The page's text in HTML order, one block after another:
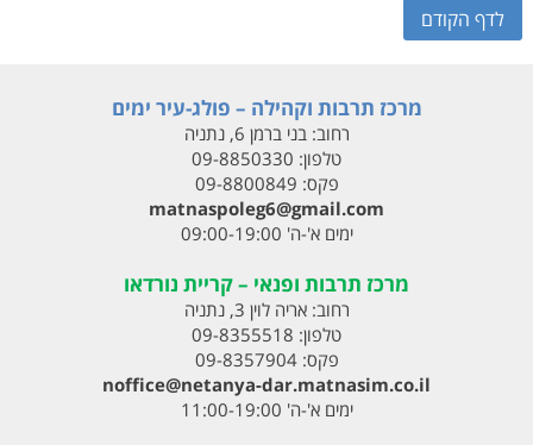
לדף הקודם
מרכז תרבות וקהילה – פולג-עיר ימים
רחוב:בני ברמן 6, נתניה
טלפון: 09-8850330
פקס: 09-8800849
matnaspoleg6@gmail.com
ימים א'-ה' 09:00-19:00
מרכז תרבות ופנאי – קריית נורדאו
רחוב:אריה לוין 3, נתניה
טלפון: 09-8355518
פקס:09-8357904
noffice@netanya-dar.matnasim.co.il
ימים א'-ה' 11:00-19:00